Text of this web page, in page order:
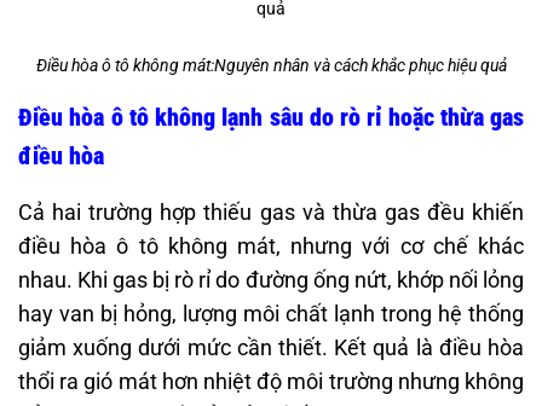
Điều hòa ô tô không mát:Nguyên nhân và cách khắc phục hiệu quả
Điều hòa ô tô không lạnh sâu do rò rỉ hoặc thừa gas
điều hòa
Cả hai trường hợp thiếu gas và thừa gas đều khiến
điều hòa ô tô không mát, nhưng với cơ chế khác
nhau. Khi gas bị rò rỉ do đường ống nứt, khớp nối lỏng
hay van bị hỏng, lượng môi chất lạnh trong hệ thống
giảm xuống dưới mức cần thiết. Kết quả là điều hòa
thổi ra gió mát hơn nhiệt độ môi trường nhưng không